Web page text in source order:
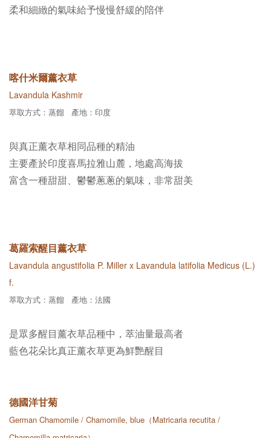
柔和細緻的氣味給予慢慢舒緩的陪伴
喀什米爾薰衣草
Lavandula Kashmir
萃取方式：蒸餾 產地：印度
與真正薰衣草相同品種的精油
主要產於印度喜馬拉雅山麓，地處高海拔
富含一種甜甜、鬱鬱蔥蔥的氣味，非常甜美
葛羅索醒目薰衣草
Lavandula angustifolia P. Miller x Lavandula latifolia Medicus (L.)
f.
萃取方式：蒸餾 產地：法國
是眾多醒目薰衣草品種中，萃油量最高者
藍色花朵比真正薰衣草更為鮮艷醒目
德國洋甘菊
German Chamomile / Chamomile, blue（Matricaria recutita /